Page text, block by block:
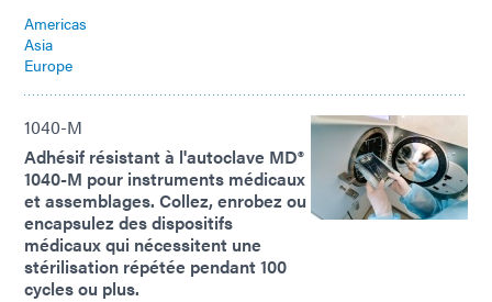
Americas
Asia
Europe
1040-M
Adhésif résistant à l'autoclave MD®
1040-M pour instruments médicaux
et assemblages. Collez, enrobez ou
encapsulez des dispositifs
médicaux qui nécessitent une
stérilisation répétée pendant 100
cycles ou plus.